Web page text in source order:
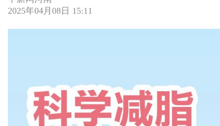
2025年04月08日 15:11